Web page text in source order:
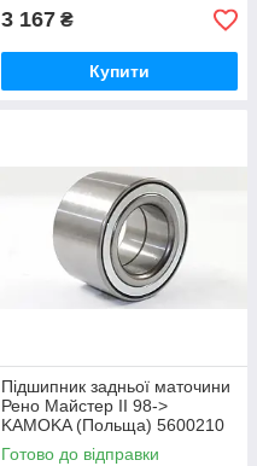
3 167 ₴
Купити
Підшипник задньої маточини
Рено Майстер II 98->
KAMOKA (Польща) 5600210
Готово до відправки